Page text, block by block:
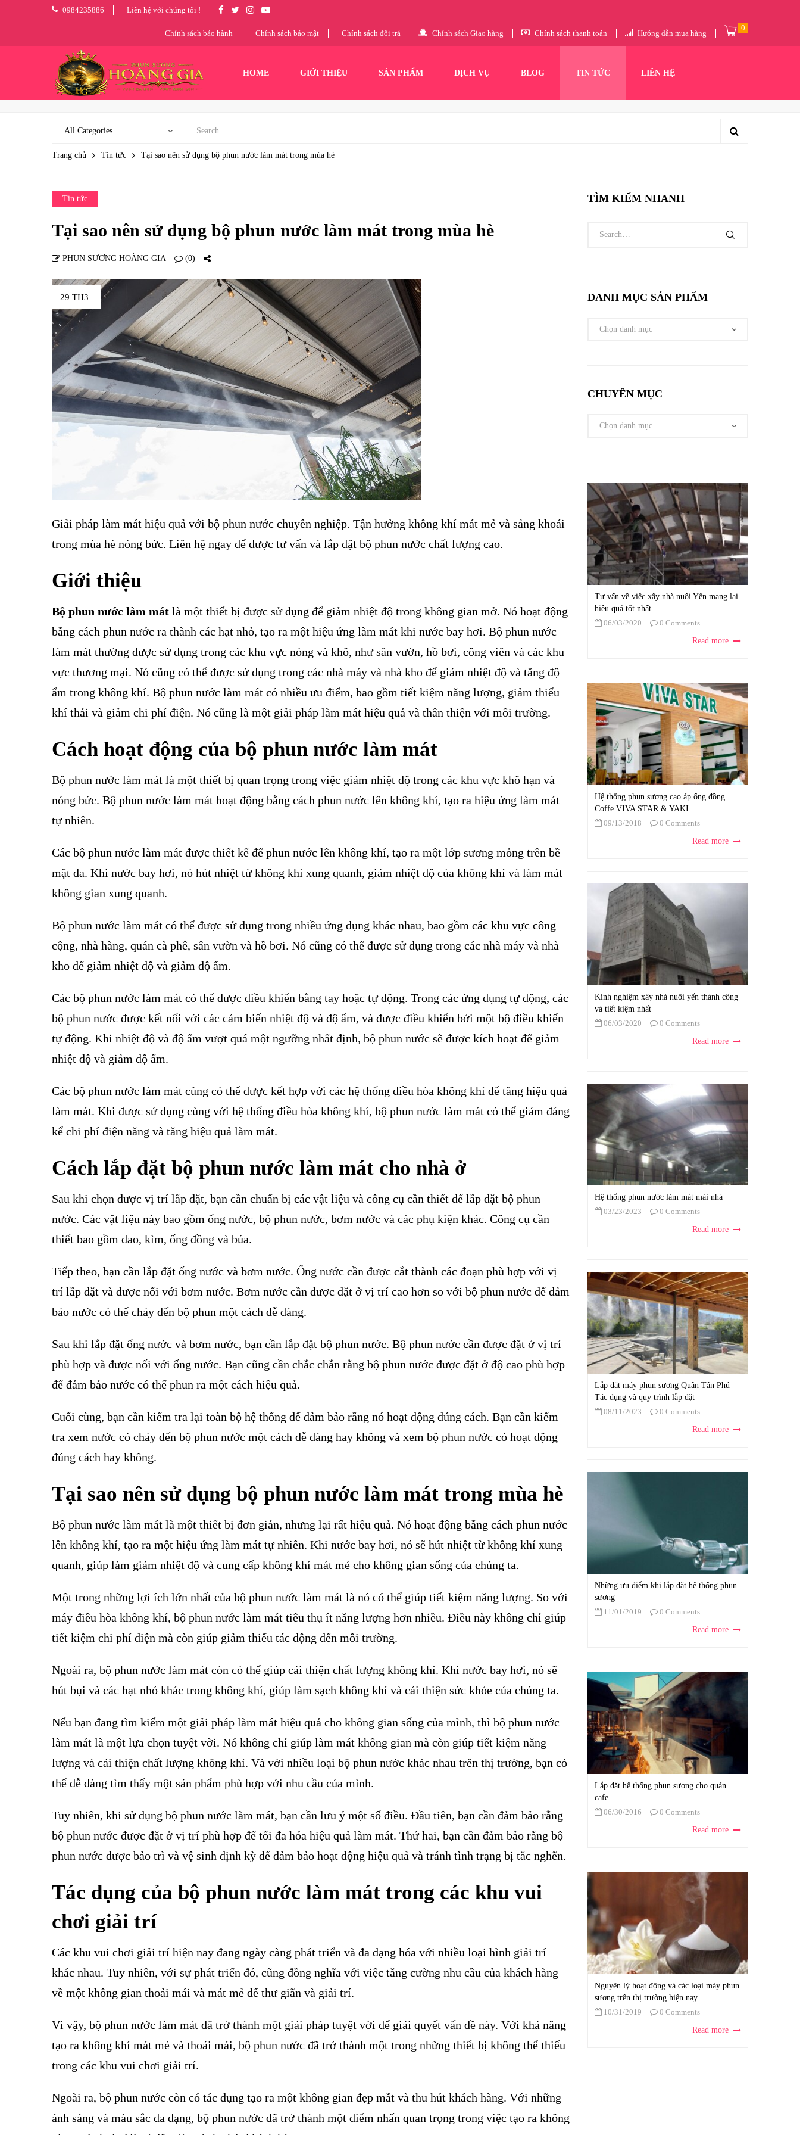
0984235886 Liên hệ với chúng tôi !
Chính sách bảo hành Chính sách bảo mật Chính sách đổi trả Chính sách Giao hàng Chính sách thanh toán Hướng dẫn mua hàng
0
HOME GIỚI THIỆU SẢN PHẨM DỊCH VỤ BLOG TIN TỨC LIÊN HỆ
Trang chủ Tin tức Tại sao nên sử dụng bộ phun nước làm mát trong mùa hè
Tin tức
Tại sao nên sử dụng bộ phun nước làm mát trong mùa hè
PHUN SƯƠNG HOÀNG GIA (0)
29 TH3
Giải pháp làm mát hiệu quả với bộ phun nước chuyên nghiệp. Tận hưởng không khí mát mẻ và sảng khoái
trong mùa hè nóng bức. Liên hệ ngay để được tư vấn và lắp đặt bộ phun nước chất lượng cao.
Giới thiệu
Bộ phun nước làm mát là một thiết bị được sử dụng để giảm nhiệt độ trong không gian mở. Nó hoạt động
bằng cách phun nước ra thành các hạt nhỏ, tạo ra một hiệu ứng làm mát khi nước bay hơi. Bộ phun nước
làm mát thường được sử dụng trong các khu vực nóng và khô, như sân vườn, hồ bơi, công viên và các khu
vực thương mại. Nó cũng có thể được sử dụng trong các nhà máy và nhà kho để giảm nhiệt độ và tăng độ
ẩm trong không khí. Bộ phun nước làm mát có nhiều ưu điểm, bao gồm tiết kiệm năng lượng, giảm thiểu
khí thải và giảm chi phí điện. Nó cũng là một giải pháp làm mát hiệu quả và thân thiện với môi trường.
Cách hoạt động của bộ phun nước làm mát
Bộ phun nước làm mát là một thiết bị quan trọng trong việc giảm nhiệt độ trong các khu vực khô hạn và
nóng bức. Bộ phun nước làm mát hoạt động bằng cách phun nước lên không khí, tạo ra hiệu ứng làm mát
tự nhiên.
Các bộ phun nước làm mát được thiết kế để phun nước lên không khí, tạo ra một lớp sương mỏng trên bề
mặt da. Khi nước bay hơi, nó hút nhiệt từ không khí xung quanh, giảm nhiệt độ của không khí và làm mát
không gian xung quanh.
Bộ phun nước làm mát có thể được sử dụng trong nhiều ứng dụng khác nhau, bao gồm các khu vực công
cộng, nhà hàng, quán cà phê, sân vườn và hồ bơi. Nó cũng có thể được sử dụng trong các nhà máy và nhà
kho để giảm nhiệt độ và giảm độ ẩm.
Các bộ phun nước làm mát có thể được điều khiển bằng tay hoặc tự động. Trong các ứng dụng tự động, các
bộ phun nước được kết nối với các cảm biến nhiệt độ và độ ẩm, và được điều khiển bởi một bộ điều khiển
tự động. Khi nhiệt độ và độ ẩm vượt quá một ngưỡng nhất định, bộ phun nước sẽ được kích hoạt để giảm
nhiệt độ và giảm độ ẩm.
Các bộ phun nước làm mát cũng có thể được kết hợp với các hệ thống điều hòa không khí để tăng hiệu quả
làm mát. Khi được sử dụng cùng với hệ thống điều hòa không khí, bộ phun nước làm mát có thể giảm đáng
kể chi phí điện năng và tăng hiệu quả làm mát.
Cách lắp đặt bộ phun nước làm mát cho nhà ở
Sau khi chọn được vị trí lắp đặt, bạn cần chuẩn bị các vật liệu và công cụ cần thiết để lắp đặt bộ phun
nước. Các vật liệu này bao gồm ống nước, bộ phun nước, bơm nước và các phụ kiện khác. Công cụ cần
thiết bao gồm dao, kìm, ống đồng và búa.
Tiếp theo, bạn cần lắp đặt ống nước và bơm nước. Ống nước cần được cắt thành các đoạn phù hợp với vị
trí lắp đặt và được nối với bơm nước. Bơm nước cần được đặt ở vị trí cao hơn so với bộ phun nước để đảm
bảo nước có thể chảy đến bộ phun một cách dễ dàng.
Sau khi lắp đặt ống nước và bơm nước, bạn cần lắp đặt bộ phun nước. Bộ phun nước cần được đặt ở vị trí
phù hợp và được nối với ống nước. Bạn cũng cần chắc chắn rằng bộ phun nước được đặt ở độ cao phù hợp
để đảm bảo nước có thể phun ra một cách hiệu quả.
Cuối cùng, bạn cần kiểm tra lại toàn bộ hệ thống để đảm bảo rằng nó hoạt động đúng cách. Bạn cần kiểm
tra xem nước có chảy đến bộ phun nước một cách dễ dàng hay không và xem bộ phun nước có hoạt động
đúng cách hay không.
Tại sao nên sử dụng bộ phun nước làm mát trong mùa hè
Bộ phun nước làm mát là một thiết bị đơn giản, nhưng lại rất hiệu quả. Nó hoạt động bằng cách phun nước
lên không khí, tạo ra một hiệu ứng làm mát tự nhiên. Khi nước bay hơi, nó sẽ hút nhiệt từ không khí xung
quanh, giúp làm giảm nhiệt độ và cung cấp không khí mát mẻ cho không gian sống của chúng ta.
Một trong những lợi ích lớn nhất của bộ phun nước làm mát là nó có thể giúp tiết kiệm năng lượng. So với
máy điều hòa không khí, bộ phun nước làm mát tiêu thụ ít năng lượng hơn nhiều. Điều này không chỉ giúp
tiết kiệm chi phí điện mà còn giúp giảm thiểu tác động đến môi trường.
Ngoài ra, bộ phun nước làm mát còn có thể giúp cải thiện chất lượng không khí. Khi nước bay hơi, nó sẽ
hút bụi và các hạt nhỏ khác trong không khí, giúp làm sạch không khí và cải thiện sức khỏe của chúng ta.
Nếu bạn đang tìm kiếm một giải pháp làm mát hiệu quả cho không gian sống của mình, thì bộ phun nước
làm mát là một lựa chọn tuyệt vời. Nó không chỉ giúp làm mát không gian mà còn giúp tiết kiệm năng
lượng và cải thiện chất lượng không khí. Và với nhiều loại bộ phun nước khác nhau trên thị trường, bạn có
thể dễ dàng tìm thấy một sản phẩm phù hợp với nhu cầu của mình.
Tuy nhiên, khi sử dụng bộ phun nước làm mát, bạn cần lưu ý một số điều. Đầu tiên, bạn cần đảm bảo rằng
bộ phun nước được đặt ở vị trí phù hợp để tối đa hóa hiệu quả làm mát. Thứ hai, bạn cần đảm bảo rằng bộ
phun nước được bảo trì và vệ sinh định kỳ để đảm bảo hoạt động hiệu quả và tránh tình trạng bị tắc nghẽn.
Tác dụng của bộ phun nước làm mát trong các khu vui
chơi giải trí
Các khu vui chơi giải trí hiện nay đang ngày càng phát triển và đa dạng hóa với nhiều loại hình giải trí
khác nhau. Tuy nhiên, với sự phát triển đó, cũng đồng nghĩa với việc tăng cường nhu cầu của khách hàng
về một không gian thoải mái và mát mẻ để thư giãn và giải trí.
Vì vậy, bộ phun nước làm mát đã trở thành một giải pháp tuyệt vời để giải quyết vấn đề này. Với khả năng
tạo ra không khí mát mẻ và thoải mái, bộ phun nước đã trở thành một trong những thiết bị không thể thiếu
trong các khu vui chơi giải trí.
Ngoài ra, bộ phun nước còn có tác dụng tạo ra một không gian đẹp mắt và thu hút khách hàng. Với những
ánh sáng và màu sắc đa dạng, bộ phun nước đã trở thành một điểm nhấn quan trọng trong việc tạo ra không
TÌM KIẾM NHANH
DANH MỤC SẢN PHẨM
CHUYÊN MỤC
Tư vấn về việc xây nhà nuôi Yến mang lại
hiệu quả tốt nhất
06/03/2020
0 Comments
Read more
Hệ thống phun sương cao áp ống đồng
Coffe VIVA STAR & YAKI
09/13/2018
0 Comments
Read more
Kinh nghiệm xây nhà nuôi yến thành công
và tiết kiệm nhất
06/03/2020
0 Comments
Read more
Hệ thống phun nước làm mát mái nhà
03/23/2023
0 Comments
Read more
Lắp đặt máy phun sương Quận Tân Phú
Tác dụng và quy trình lắp đặt
08/11/2023
0 Comments
Read more
Những ưu điểm khi lắp đặt hệ thống phun
sương
11/01/2019
0 Comments
Read more
Lắp đặt hệ thống phun sương cho quán
cafe
06/30/2016
0 Comments
Read more
Nguyên lý hoạt động và các loại máy phun
sương trên thị trường hiện nay
10/31/2019
0 Comments
Read more